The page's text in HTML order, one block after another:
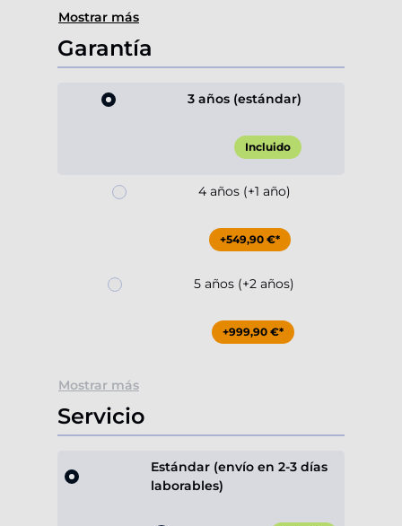
Mostrar más
Garantía
3 años (estándar)
Incluido
4 años (+1 año)
+549,90 €*
5 años (+2 años)
+999,90 €*
Mostrar más
Servicio
Estándar (envío en 2-3 días
laborables)